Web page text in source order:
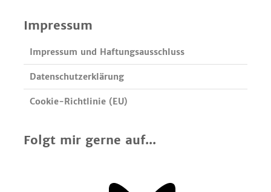
Impressum
Impressum und Haftungsausschluss
Datenschutzerklärung
Cookie-Richtlinie (EU)
Folgt mir gerne auf...